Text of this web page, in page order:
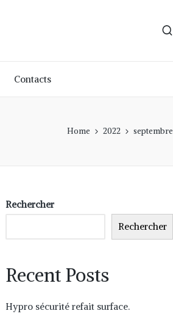
Contacts
Home 2022 septembre
Rechercher
Rechercher
Recent Posts
Hypro sécurité refait surface.